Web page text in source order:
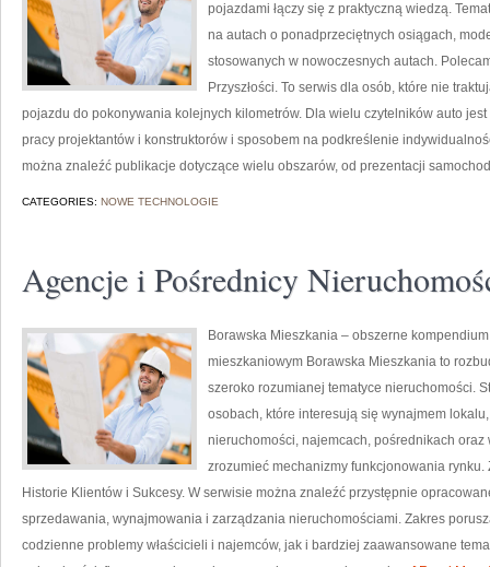
pojazdami łączy się z praktyczną wiedzą.
na autach o ponadprzeciętnych osiągach,
stosowanych w nowoczesnych autach.
Przyszłości. To serwis dla osób, które nie
pojazdu do pokonywania kolejnych kilometrów. Dla wielu czytelników auto
pracy projektantów i konstruktorów i sposobem na podkreślenie
można znaleźć publikacje dotyczące wielu obszarów, od prezentacji
CATEGORIES: NOWE TECHNOLOGIE
Agencje i Pośrednicy
Borawska Mieszkania – obszerne
mieszkaniowym Borawska Mieszkania to
szeroko rozumianej tematyce nieruchomości.
osobach, które interesują się wynajmem
nieruchomości, najemcach, pośrednikach
zrozumieć mechanizmy funkcjonowania
Historie Klientów i Sukcesy. W serwisie można znaleźć przystępnie
sprzedawania, wynajmowania i zarządzania nieruchomościami. Zakres
codzienne problemy właścicieli i najemców, jak i bardziej zaawansowane